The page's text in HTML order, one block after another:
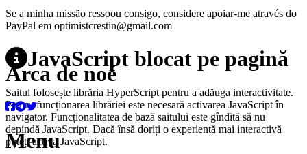
Se a minha missão ressoou consigo, considere apoiar-me através do
PayPal em optimistcrestin@gmail.com
JavaScript blocat pe pagină
Saitul folosește librăria HyperScript pentru a adăuga interactivitate.
Pentru funcționarea librăriei este necesară activarea JavaScript în
navigator. Funcționalitatea de bază saitului este gîndită să nu
depindă JavaScript. Dacă însă doriți o experiență mai interactivă
puteți activa JavaScript.
Arca de noé
Menu